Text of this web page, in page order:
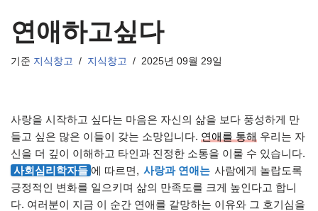
연애하고싶다
기준 지식창고 지식창고 2025년 09월 29일
사랑을 시작하고 싶다는 마음은 자신의 삶을 보다 풍성하게 만
들고 싶은 많은 이들이 갖는 소망입니다. 연애를 통해 우리는 자
신을 더 깊이 이해하고 타인과 진정한 소통을 이룰 수 있습니다.
사회심리학자들 에 따르면, 사랑과 연애는 사람에게 놀랍도록
긍정적인 변화를 일으키며 삶의 만족도를 크게 높인다고 합니
다. 여러분이 지금 이 순간 연애를 갈망하는 이유와 그 호기심을